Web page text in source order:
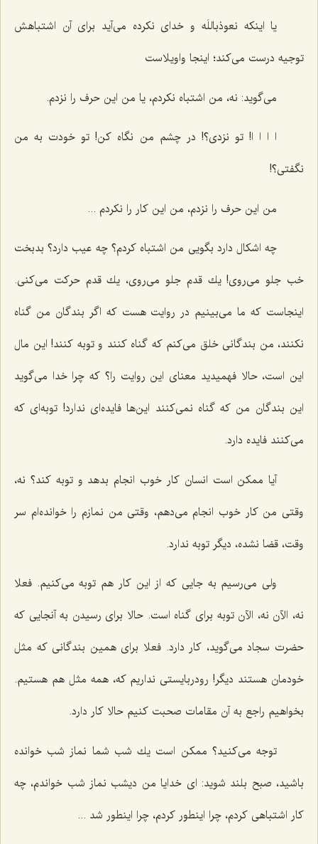
یا اینكه نعوذباللَه و خدای نكرده می‌آید برای آن اشتباهش
توجیه درست می‌كند؛ اینجا واویلاست‌
می‌گوید: نه، من اشتباه نكردم، یا من این حرف را نزدم.
ا ا ا ا! تو نزدی؟! در چشم من نگاه كن! تو خودت به من
نگفتی؟!
من این حرف را نزدم، من این كار را نكردم ...
چه اشكال دارد بگویی من اشتباه كردم؟ چه عیب دارد؟ بدبخت
خب جلو می‌روی! یك قدم جلو می‌روی، یك قدم حركت می‌كنی.
اینجاست كه ما می‌بینیم در روایت هست كه اگر بندگان من گناه
نكنند، من بندگانی خلق می‌كنم كه گناه كنند و توبه كنند! این مال
این است، حالا فهمیدید معنای این روایت را؟ كه چرا خدا می‌گوید
این بندگان من كه گناه نمی‌كنند این‌ها فایده‌ای ندارد! توبه‌ای كه
می‌كنند فایده دارد.
آیا ممكن است انسان كار خوب انجام بدهد و توبه كند؟ نه،
وقتی من كار خوب انجام می‌دهم، وقتی من نمازم را خوانده‌ام سر
وقت، قضا نشده، دیگر توبه ندارد.
ولی می‌رسیم به جایی كه از این كار هم توبه می‌كنیم. فعلا
نه، الآن نه، الآن توبه برای گناه است. حالا برای رسیدن به آنجایی كه
حضرت سجاد می‌گوید، كار دارد. فعلا برای همین بندگانی كه مثل
خودمان هستند دیگر! رودربایستی نداریم كه، همه مثل هم هستیم.
بخواهیم راجع به آن مقامات صحبت كنیم حالا كار دارد.
توجه می‌كنید؟ ممكن است یك شب شما نماز شب خوانده
باشید، صبح بلند شوید: ای خدایا من دیشب نماز شب خواندم، چه
كار اشتباهی كردم، چرا اینطور كردم، چرا اینطور شد ...